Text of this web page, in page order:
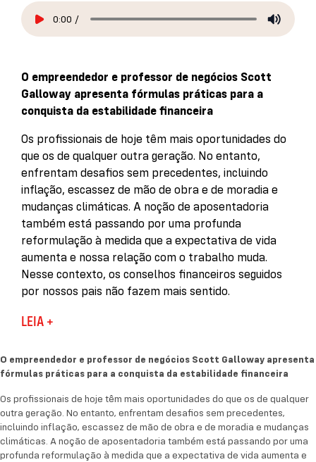
0:00 /
O empreendedor e professor de negócios Scott
Galloway apresenta fórmulas práticas para a
conquista da estabilidade financeira
Os profissionais de hoje têm mais oportunidades do
que os de qualquer outra geração. No entanto,
enfrentam desafios sem precedentes, incluindo
inflação, escassez de mão de obra e de moradia e
mudanças climáticas. A noção de aposentadoria
também está passando por uma profunda
reformulação à medida que a expectativa de vida
aumenta e nossa relação com o trabalho muda.
Nesse contexto, os conselhos financeiros seguidos
por nossos pais não fazem mais sentido.
Scott Galloway, um dos professores de
um manual para os tempos de hoje. Em seu estilo
característico, direto ao ponto, ele explica o que
importa o que aconteça. Ao discutir desde temas
básicos como a escolha acertada da carreira até
dicas de filosofia de vida e como aproveitar as
grandes ondas econômicas,A álgebra da riquezaé o guia
LEIA +
O empreendedor e professor de negócios Scott Galloway apresenta
fórmulas práticas para a conquista da estabilidade financeira
Os profissionais de hoje têm mais oportunidades do que os de qualquer
outra geração. No entanto, enfrentam desafios sem precedentes,
incluindo inflação, escassez de mão de obra e de moradia e mudanças
climáticas. A noção de aposentadoria também está passando por uma
profunda reformulação à medida que a expectativa de vida aumenta e